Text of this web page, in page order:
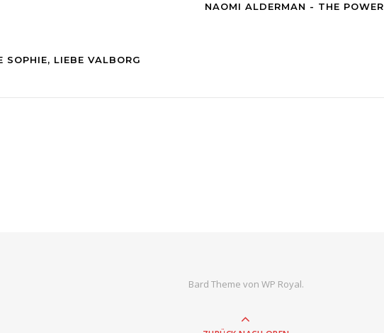
SOPHIE, LIEBE VALBORG
NAOMI ALDERMAN - THE POWER
Bard Theme von WP Royal.